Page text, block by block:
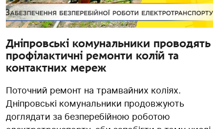
Дніпровські комунальники проводять
профілактичні ремонти колій та
контактних мереж
Поточний ремонт на трамвайних коліях.
Дніпровські комунальники продовжують
доглядати за безперебійною роботою